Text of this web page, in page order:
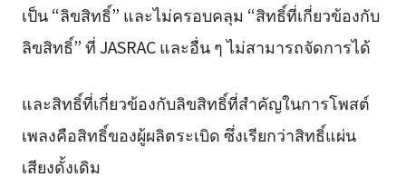
เป็น “ลิขสิทธิ์” และไม่ครอบคลุม “สิทธิ์ที่เกี่ยวข้องกับ
ลิขสิทธิ์” ที่ JASRAC และอื่น ๆ ไม่สามารถจัดการได้
และสิทธิ์ที่เกี่ยวข้องกับลิขสิทธิ์ที่สำคัญในการโพสต์
เพลงคือสิทธิ์ของผู้ผลิตระเบิด ซึ่งเรียกว่าสิทธิ์แผ่น
เสียงดั้งเดิม